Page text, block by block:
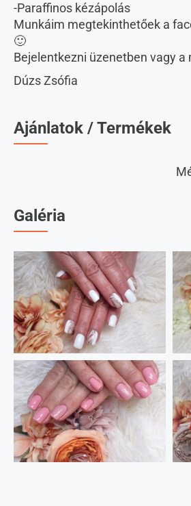
-Paraffinos kézápolás
Munkáim megtekinthetőek a
🙂
Bejelentkezni üzenetben vagy
Dúzs Zsófia
Ajánlatok / Termékek
Galéria